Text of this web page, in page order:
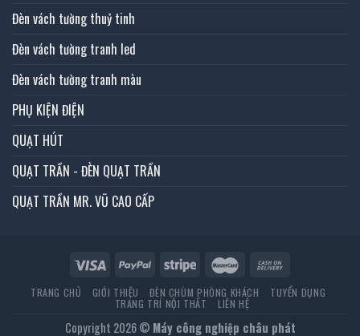
Đèn vách tường thuỷ tinh
Đèn vách tường tranh led
Đèn vách tường tranh màu
PHỤ KIỆN ĐIỆN
QUẠT HÚT
QUẠT TRẦN - ĐÈN QUẠT TRẦN
QUẠT TRẦN MR. VŨ CAO CẤP
TRANG CHỦ GIỚI THIỆU ĐÈN CHÙM PHÒNG KHÁCH TUYỂN DỤNG
TRANG TRÍ NỘI THẤT LIÊN HỆ
Copyright 2026 © Máy công nghiệp châu phát